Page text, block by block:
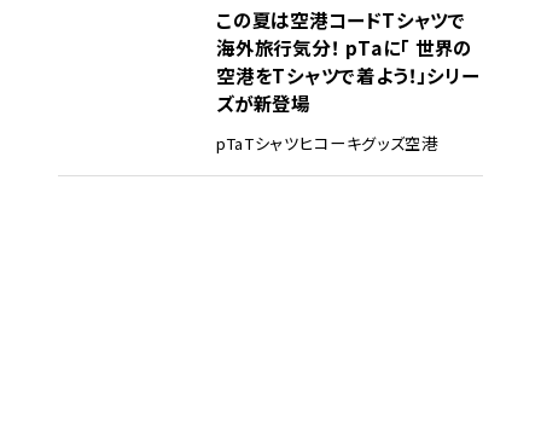
この夏は空港コードTシャツで
海外旅行気分！ pTaに「 世界の
空港をTシャツで着よう！」シリー
ズが新登場
pTaTシャツヒコーキグッズ空港